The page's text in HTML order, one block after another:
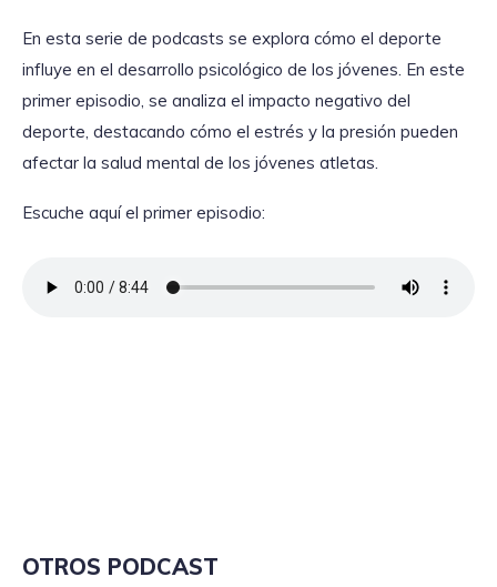
En esta serie de podcasts se explora cómo el deporte
influye en el desarrollo psicológico de los jóvenes. En este
primer episodio, se analiza el impacto negativo del
deporte, destacando cómo el estrés y la presión pueden
afectar la salud mental de los jóvenes atletas.
Escuche aquí el primer episodio:
OTROS PODCAST